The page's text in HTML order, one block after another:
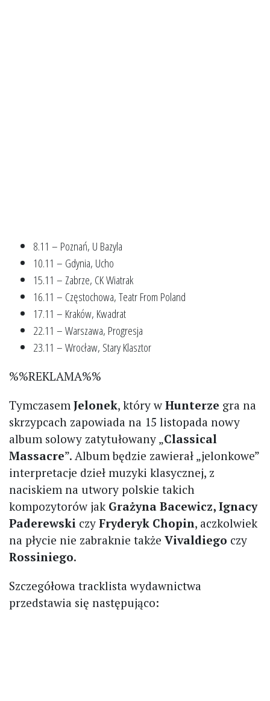
8.11 – Poznań, U Bazyla
10.11 – Gdynia, Ucho
15.11 – Zabrze, CK Wiatrak
16.11 – Częstochowa, Teatr From Poland
17.11 – Kraków, Kwadrat
22.11 – Warszawa, Progresja
23.11 – Wrocław, Stary Klasztor
%%REKLAMA%%
Tymczasem Jelonek, który w Hunterze gra na
skrzypcach zapowiada na 15 listopada nowy
album solowy zatytułowany „Classical
Massacre”. Album będzie zawierał „jelonkowe”
interpretacje dzieł muzyki klasycznej, z
naciskiem na utwory polskie takich
kompozytorów jak Grażyna Bacewicz, Ignacy
Paderewski czy Fryderyk Chopin, aczkolwiek
na płycie nie zabraknie także Vivaldiego czy
Rossiniego.
Szczegółowa tracklista wydawnictwa
przedstawia się następująco: